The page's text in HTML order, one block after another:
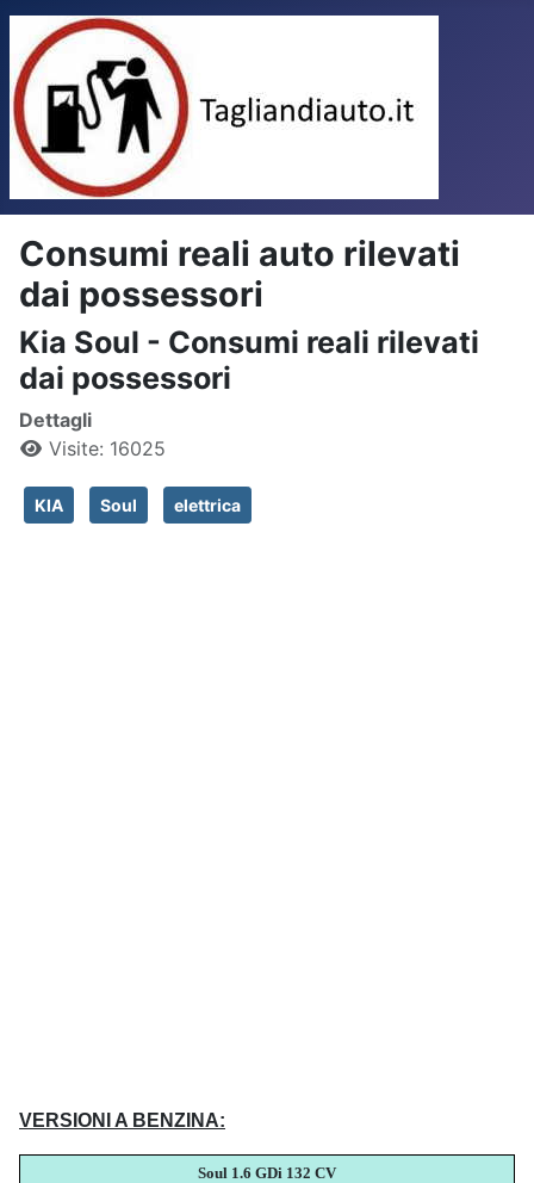
Consumi reali auto rilevati
dai possessori
Kia Soul - Consumi reali rilevati
dai possessori
Dettagli
Visite: 16025
KIA Soul elettrica
VERSIONI A BENZINA:
Soul 1.6 GDi 132 CV